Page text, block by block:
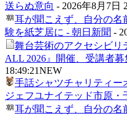
送らぬ意向 - 2026年8月7日
耳が聞こえず、自分の名
験を紙芝居に - 朝日新聞 -
舞台芸術のアクセシビリ
ALL 2026』開催、受講者
18:49:21NEW
手話シャツチャリティー
ジェフユナイテッド市原・
耳が聞こえず、自分の名